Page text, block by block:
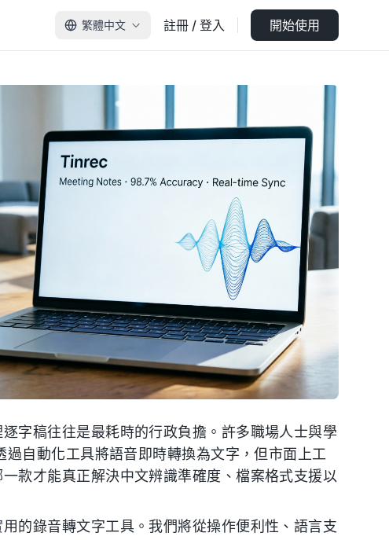
繁體中文 註冊 / 登入 開始使用
字稿往往是最耗時的行政負擔。許多職場人士與學
自動化工具將語音即時轉換為文字，但市面上工
款才能真正解決中文辨識準確度、檔案格式支援以
的錄音轉文字工具。我們將從操作便利性、語言支